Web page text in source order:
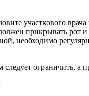
участкового
прикрывать рот и
необходимо
ограничить, а